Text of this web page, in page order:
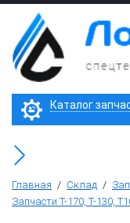
Бульдозер Б11
Каталог
Главная / Склад /
Запчасти Т-170, Т-130,
Запчасти
технике
ЧТЗ
Машины
Горячее
предложение